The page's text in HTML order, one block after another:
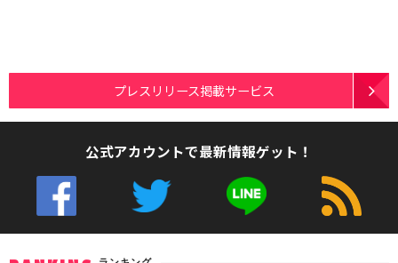
プレスリリース掲載サービス
公式アカウントで最新情報ゲット！